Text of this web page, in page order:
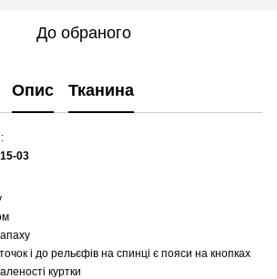
До обраного
Опис Тканина
03
і до рельєфів на спинці є пояси на кнопках
куртки